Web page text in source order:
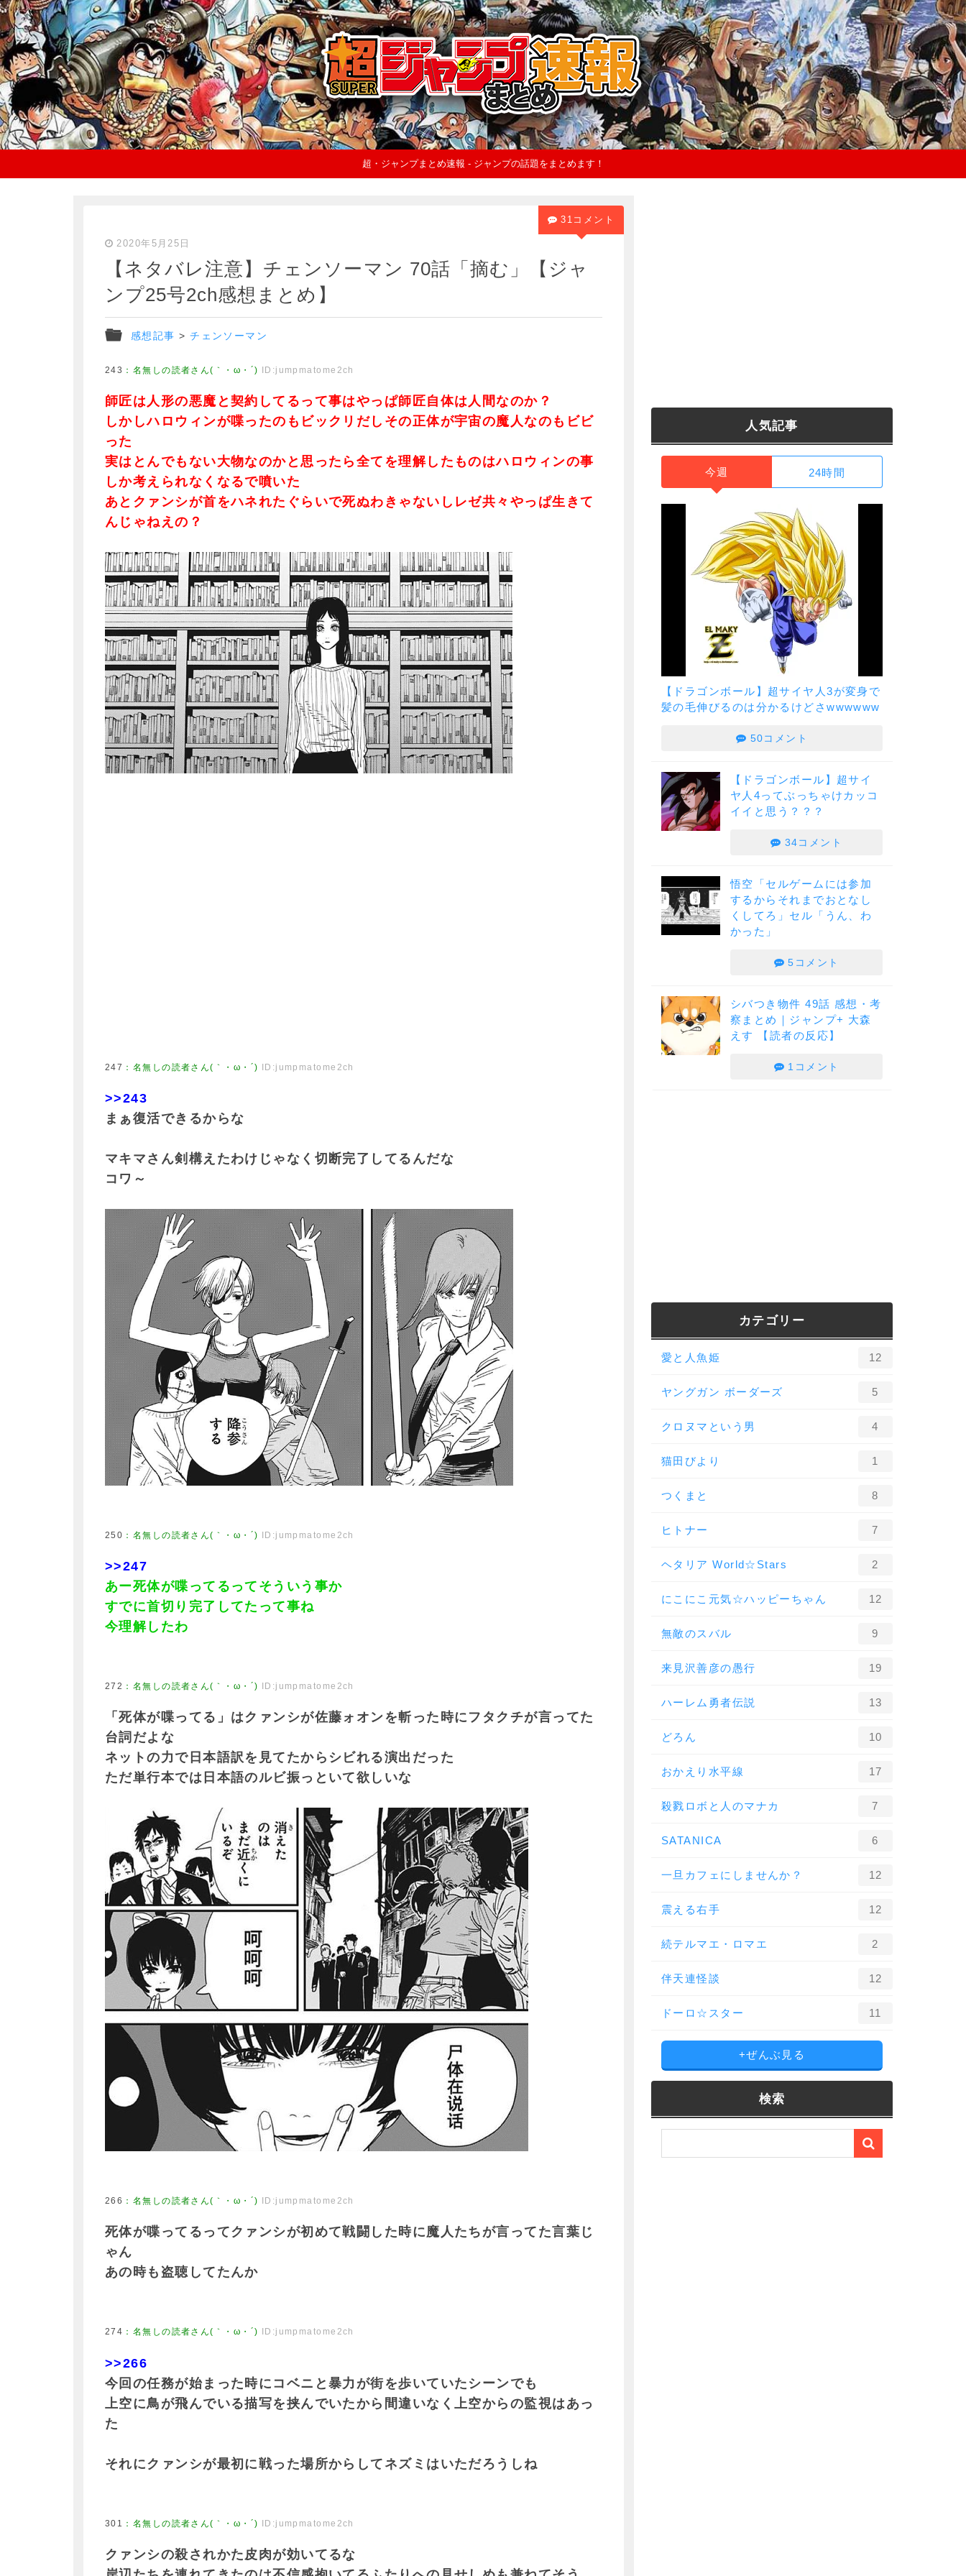
超・ジャンプまとめ速報 - ジャンプの話題をまとめます！
2020年5月25日
【ネタバレ注意】チェンソーマン 70話「摘む」【ジャ
ンプ25号2ch感想まとめ】
感想記事 >チェンソーマン
31コメント
243 ： 名無しの読者さん(｀・ω・´) ID:jumpmatome2ch
師匠は人形の悪魔と契約してるって事はやっぱ師匠自体は人間なのか？
しかしハロウィンが喋ったのもビックリだしその正体が宇宙の魔人なのもビビ
った
実はとんでもない大物なのかと思ったら全てを理解したものはハロウィンの事
しか考えられなくなるで噴いた
あとクァンシが首をハネれたぐらいで死ぬわきゃないしレゼ共々やっぱ生きて
んじゃねえの？
247 ： 名無しの読者さん(｀・ω・´) ID:jumpmatome2ch
>>243
まぁ復活できるからな
マキマさん剣構えたわけじゃなく切断完了してるんだな
コワ～
250 ： 名無しの読者さん(｀・ω・´) ID:jumpmatome2ch
>>247
あー死体が喋ってるってそういう事か
すでに首切り完了してたって事ね
今理解したわ
272 ： 名無しの読者さん(｀・ω・´) ID:jumpmatome2ch
「死体が喋ってる」はクァンシが佐藤ォオンを斬った時にフタクチが言ってた
台詞だよな
ネットの力で日本語訳を見てたからシビれる演出だった
ただ単行本では日本語のルビ振っといて欲しいな
266 ： 名無しの読者さん(｀・ω・´) ID:jumpmatome2ch
死体が喋ってるってクァンシが初めて戦闘した時に魔人たちが言ってた言葉じ
ゃん
あの時も盗聴してたんか
274 ： 名無しの読者さん(｀・ω・´) ID:jumpmatome2ch
>>266
今回の任務が始まった時にコベニと暴力が街を歩いていたシーンでも
上空に鳥が飛んでいる描写を挟んでいたから間違いなく上空からの監視はあっ
た
それにクァンシが最初に戦った場所からしてネズミはいただろうしね
301 ： 名無しの読者さん(｀・ω・´) ID:jumpmatome2ch
クァンシの殺されかた皮肉が効いてるな
人気記事
今週 24時間
【ドラゴンボール】超サイヤ人3が変身で
髪の毛伸びるのは分かるけどさwwwwww
50コメント
【ドラゴンボール】超サイ
ヤ人4ってぶっちゃけカッコ
イイと思う？？？
34コメント
悟空「セルゲームには参加
するからそれまでおとなし
くしてろ」セル「うん、わ
かった」
5コメント
シバつき物件 49話 感想・考
察まとめ｜ジャンプ+ 大森
えす 【読者の反応】
1コメント
カテゴリー
愛と人魚姫 12
ヤングガン ボーダーズ 5
クロヌマという男 4
猫田びより 1
つくまと 8
ヒトナー 7
ヘタリア World☆Stars 2
にこにこ元気☆ハッピーちゃん 12
無敵のスバル 9
来見沢善彦の愚行 19
ハーレム勇者伝説 13
どろん 10
おかえり水平線 17
殺戮ロボと人のマナカ 7
SATANICA 6
一旦カフェにしませんか？ 12
震える右手 12
続テルマエ・ロマエ 2
伴天連怪談 12
ドーロ☆スター 11
+ぜんぶ見る
検索